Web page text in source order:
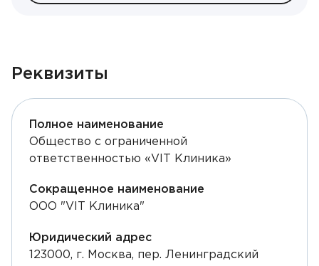
Реквизиты
Полное наименование
Общество с ограниченной
ответственностью «VIT Клиника»
Сокращенное наименование
ООО "VIT Клиника"
Юридический адрес
123000, г. Москва, пер. Ленинградский